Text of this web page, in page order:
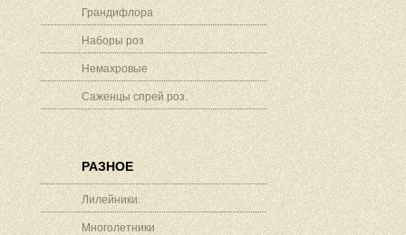
Грандифлора
Наборы роз
Немахровые
Саженцы спрей роз.
РАЗНОЕ
Лилейники.
Многолетники